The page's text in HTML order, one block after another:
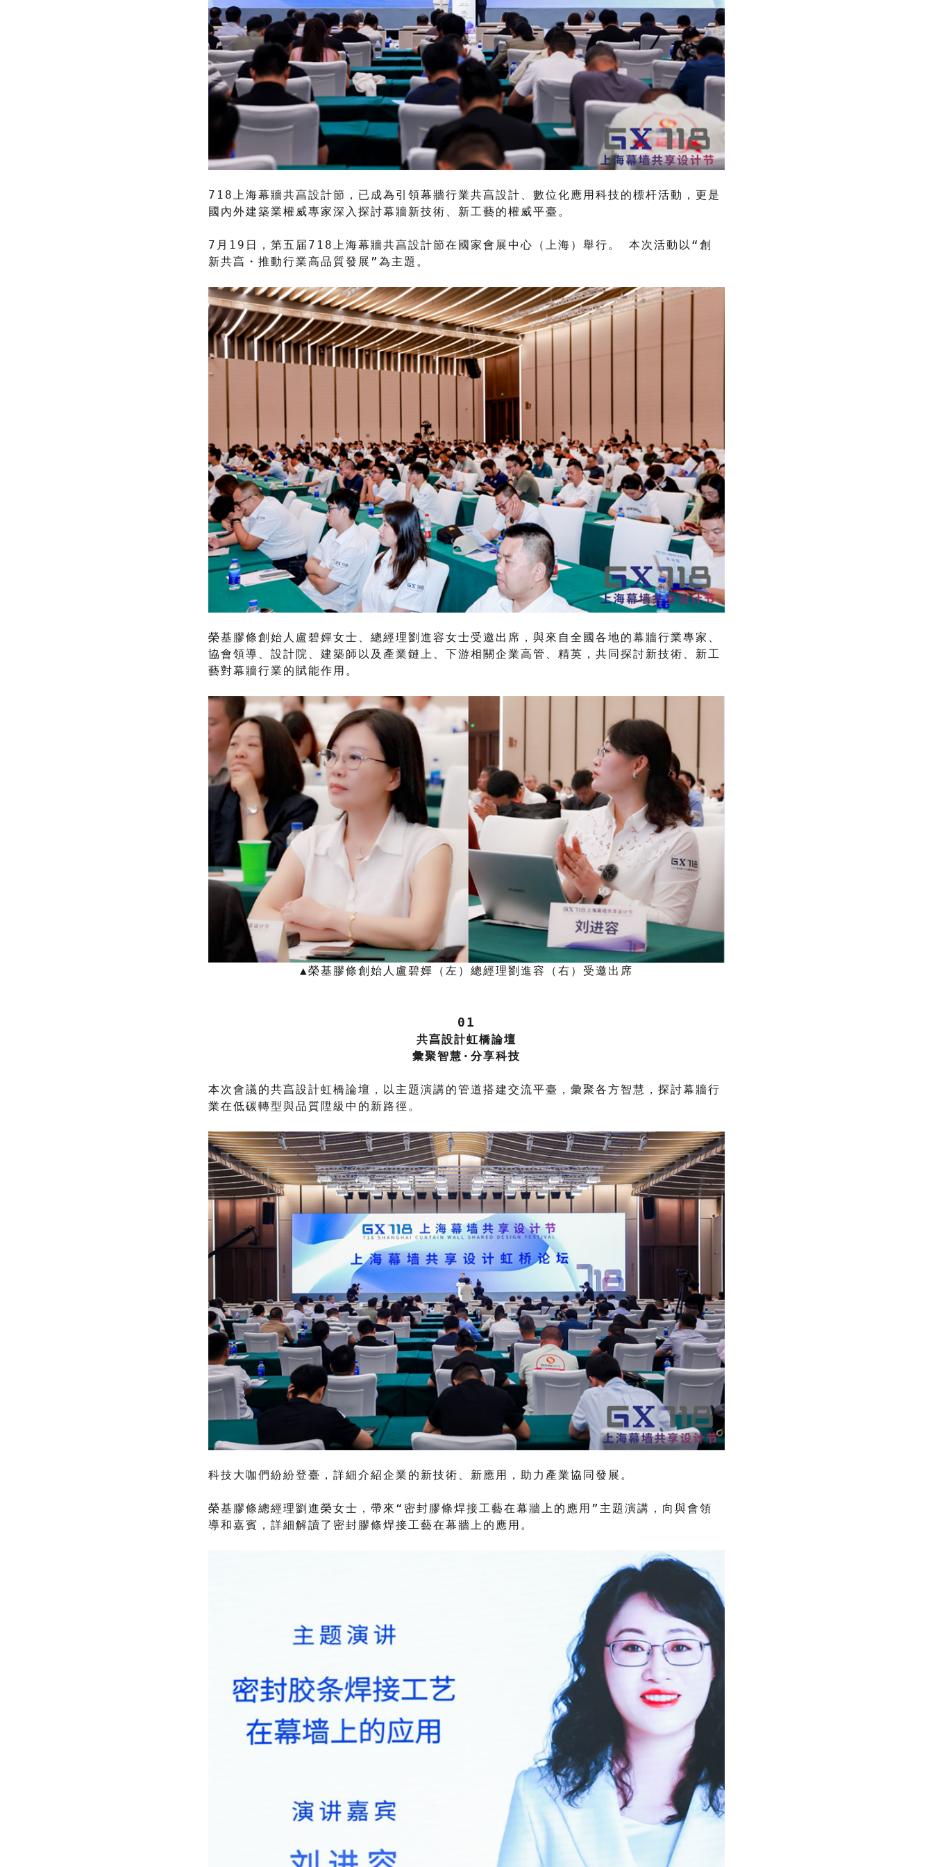
718上海幕牆共亯設計節，已成為引領幕牆行業共亯設計、數位化應用科技的標杆活動，更是
國內外建築業權威專家深入探討幕牆新技術、新工藝的權威平臺。
7月19日，第五届718上海幕牆共亯設計節在國家會展中心（上海）舉行。 本次活動以“創
新共亯・推動行業高品質發展”為主題。
榮基膠條創始人盧碧嬋女士、總經理劉進容女士受邀出席，與來自全國各地的幕牆行業專家、
協會領導、設計院、建築師以及產業鏈上、下游相關企業高管、精英，共同探討新技術、新工
藝對幕牆行業的賦能作用。
▲榮基膠條創始人盧碧嬋（左）總經理劉進容（右）受邀出席
01
共亯設計虹橋論壇
彙聚智慧·分享科技
本次會議的共亯設計虹橋論壇，以主題演講的管道搭建交流平臺，彙聚各方智慧，探討幕牆行
業在低碳轉型與品質陞級中的新路徑。
科技大咖們紛紛登臺，詳細介紹企業的新技術、新應用，助力產業協同發展。
榮基膠條總經理劉進榮女士，帶來“密封膠條焊接工藝在幕牆上的應用”主題演講，向與會領
導和嘉賓，詳細解讀了密封膠條焊接工藝在幕牆上的應用。